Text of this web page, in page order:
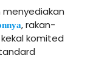
menyediakan
, rakan-
komited